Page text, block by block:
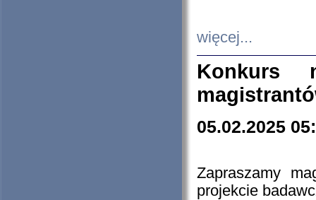
więcej...
Konkurs
05.02.2025
Zapraszamy
projekcie